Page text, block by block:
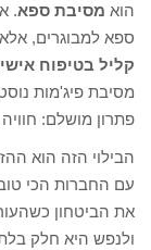
הוא מסיבת ספא.
ספא למבוגרים,
קליל בטיפוח
מסיבת פיג'מות
פתרון מושלם:
הבילוי הזה הוא
עם החברות הכי
את הביטחון כשהעור
ולנפש היא חלק